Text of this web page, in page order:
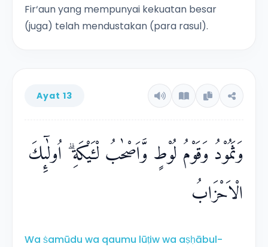
Fir‘aun yang mempunyai kekuatan besar
(juga) telah mendustakan (para rasul).
Ayat 13
وَثَمُوْدُ وَقَوْمُ لُوْطٍ وَّاَصْحٰبُ لْـَٔيْكَةِ ۗ اُولٰۤىِٕكَ
الْاَحْزَابُ
Wa ṡamūdu wa qaumu lūṭiw wa aṣḥābul-